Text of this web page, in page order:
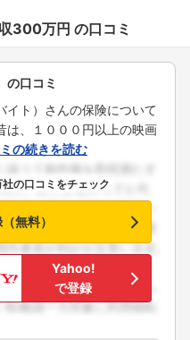
300万円 の口コミ
の口コミ
イト）さんの保険について
は、１０００円以上の映画
の続きを読む
の口コミをチェック
無料）
Yahoo!
で登録